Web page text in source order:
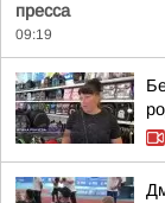
пресса
09:19